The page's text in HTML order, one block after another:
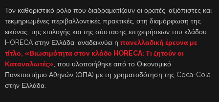
Τον καθοριστικό ρόλο που διαδραματίζουν οι ορατές, αξιόπιστες και
τεκμηριωμένες περιβαλλοντικές πρακτικές, στη διαμόρφωση της
εικόνας, της επιλογής και της σύστασης επιχειρήσεων του κλάδου
HORECA στην Ελλάδα, αναδεικνύει η πανελλαδική έρευνα με
τίτλο, «Βιωσιμότητα στον κλάδο HORECA: Τι ζητούν οι
Καταναλωτές» , που υλοποιήθηκε από το Οικονομικό
Πανεπιστήμιο Αθηνών (ΟΠΑ) με τη χρηματοδότηση της Coca-Cola
στην Ελλάδα.